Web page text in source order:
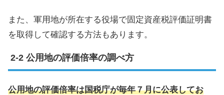
また、軍用地が所在する役場で固定資産税評価証明書
を取得して確認する方法もあります。
公用地の評価倍率の調べ方
公用地の評価倍率は国税庁が毎年７月に公表してお